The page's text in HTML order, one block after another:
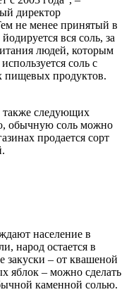
директор
не менее принятый в
вся соль, за
людей, которым
соль с
пищевых продуктов.
также следующих
обычную соль можно
продается сорт
население в
народ остается в
– от квашеной
яблок – можно сделать
каменной солью.